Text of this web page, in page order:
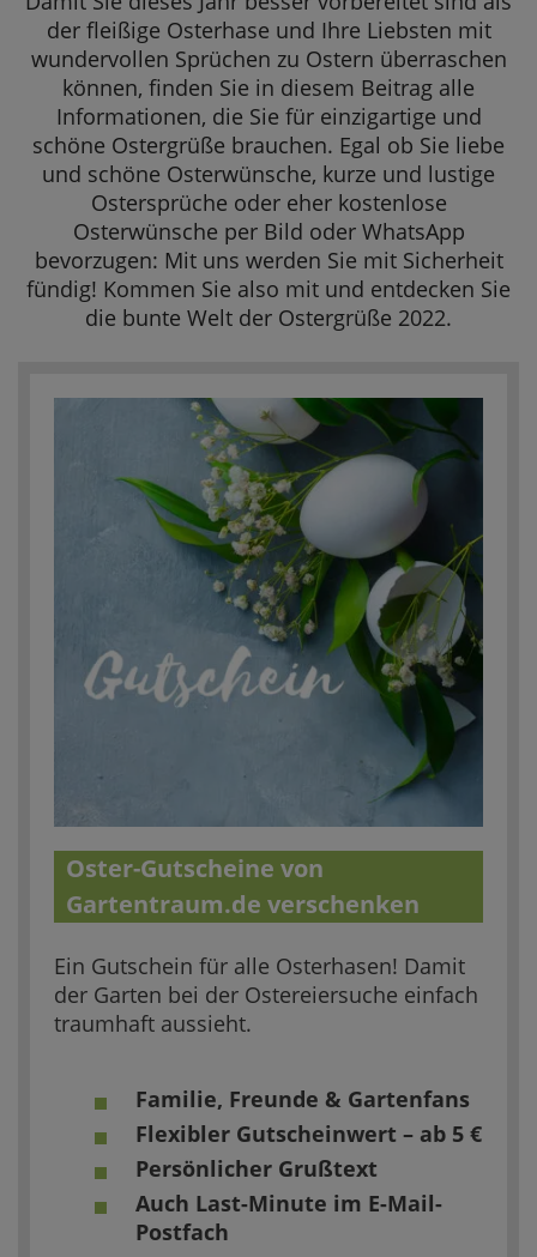
SOMMERAKTION
Aktuelle Angebote
der fleißige Osterhase und Ihre Liebsten mit
wundervollen Sprüchen zu Ostern überraschen
können, finden Sie in diesem Beitrag alle
Informationen, die Sie für einzigartige und
schöne Ostergrüße brauchen. Egal ob Sie liebe
und schöne Osterwünsche, kurze und lustige
Ostersprüche oder eher kostenlose
Osterwünsche per Bild oder WhatsApp
bevorzugen: Mit uns werden Sie mit Sicherheit
fündig! Kommen Sie also mit und entdecken Sie
die bunte Welt der Ostergrüße 2022.
Oster-Gutscheine von
Gartentraum.de verschenken
Ein Gutschein für alle Osterhasen! Damit
der Garten bei der Ostereiersuche einfach
traumhaft aussieht.
Familie, Freunde & Gartenfans
Flexibler Gutscheinwert – ab 5 €
Persönlicher Grußtext
Auch Last-Minute im E-Mail-
Postfach
Ostergrüße
Freche
Ostergrüße
WhatsApp &
Liebe,
WhatsApp
Lustige
Ostergrüße
Sprachen
Polnische,
Häufige